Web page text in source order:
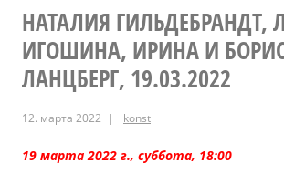
09.04.2022
(онлайн-
концерт)
НАТАЛИЯ
ИГОШИНА, ИРИНА И
ЛАНЦБЕРГ, 19.03.2022
12. марта 2022 konst
19 марта 2022 г., суббота, 18:00